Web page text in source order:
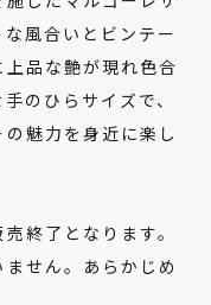
風合いとビンテー
品な艶が現れ色合
のひらサイズで、
魅力を身近に楽し
終了となります。
せん。あらかじめ